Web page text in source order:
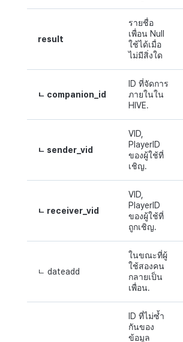
result
รายชื่อ
เพื่อน Null
ใช้ได้เมื่อ
ไม่มีสิ่งใด
ㄴ companion_id
ID ที่จัดการ
ภายในใน
HIVE.
ㄴ sender_vid
VID,
PlayerID
ของผู้ใช้ที่
เชิญ.
ㄴ receiver_vid
VID,
PlayerID
ของผู้ใช้ที่
ถูกเชิญ.
ㄴ dateadd
ในขณะที่ผู้
ใช้สองคน
กลายเป็น
เพื่อน.
ID ที่ไม่ซ้ำ
กันของ
ข้อมูล